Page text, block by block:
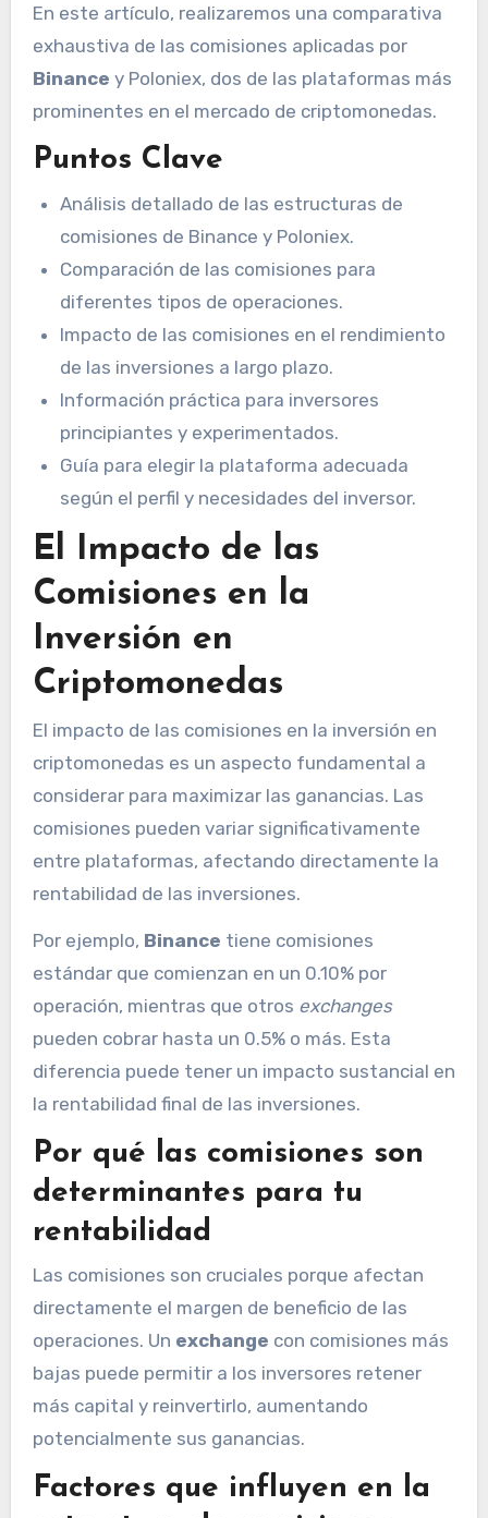
En este artículo, realizaremos una comparativa
exhaustiva de las comisiones aplicadas por
Binance y Poloniex, dos de las plataformas más
prominentes en el mercado de criptomonedas.
Puntos Clave
Análisis detallado de las estructuras de
comisiones de Binance y Poloniex.
Comparación de las comisiones para
diferentes tipos de operaciones.
Impacto de las comisiones en el rendimiento
de las inversiones a largo plazo.
Información práctica para inversores
principiantes y experimentados.
Guía para elegir la plataforma adecuada
según el perfil y necesidades del inversor.
El Impacto de las
Comisiones en la
Inversión en
Criptomonedas
El impacto de las comisiones en la inversión en
criptomonedas es un aspecto fundamental a
considerar para maximizar las ganancias. Las
comisiones pueden variar significativamente
entre plataformas, afectando directamente la
rentabilidad de las inversiones.
Por ejemplo, Binance tiene comisiones
estándar que comienzan en un 0.10% por
operación, mientras que otros exchanges
pueden cobrar hasta un 0.5% o más. Esta
diferencia puede tener un impacto sustancial en
la rentabilidad final de las inversiones.
Por qué las comisiones son
determinantes para tu
rentabilidad
Las comisiones son cruciales porque afectan
directamente el margen de beneficio de las
operaciones. Un exchange con comisiones más
bajas puede permitir a los inversores retener
más capital y reinvertirlo, aumentando
potencialmente sus ganancias.
Factores que influyen en la